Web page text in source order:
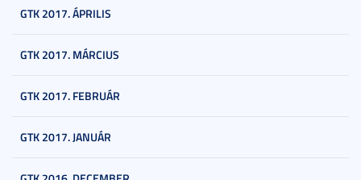
GTK 2017. ÁPRILIS
GTK 2017. MÁRCIUS
GTK 2017. FEBRUÁR
GTK 2017. JANUÁR